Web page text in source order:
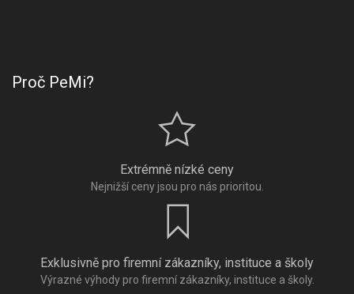
Proč PeMi?
Extrémně nízké ceny
Nejnižší ceny jsou pro nás prioritou.
Exklusivně pro firemní zákazníky, instituce a školy
Výrazné výhody pro firemní zákazníky, instituce a školy.